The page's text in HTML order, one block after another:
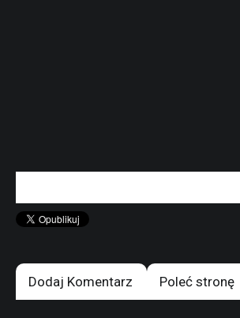
Dodaj Komentarz Poleć stronę